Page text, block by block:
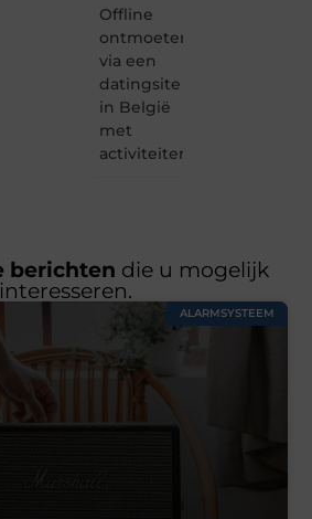
Offline
ontmoeten
via een
datingsite
in België
met
activiteiten
berichten die u mogelijk
interesseren.
ALARMSYSTEEM